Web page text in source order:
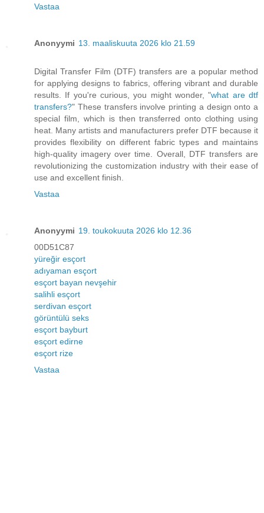
Vastaa
Anonyymi 13. maaliskuuta 2026 klo 21.59
Digital Transfer Film (DTF) transfers are a popular method
for applying designs to fabrics, offering vibrant and durable
results. If you're curious, you might wonder, "what are dtf
transfers?" These transfers involve printing a design onto a
special film, which is then transferred onto clothing using
heat. Many artists and manufacturers prefer DTF because it
provides flexibility on different fabric types and maintains
high-quality imagery over time. Overall, DTF transfers are
revolutionizing the customization industry with their ease of
use and excellent finish.
Vastaa
Anonyymi 19. toukokuuta 2026 klo 12.36
00D51C87
yüreğir esçort
adıyaman esçort
esçort bayan nevşehir
salihli esçort
serdivan esçort
görüntülü seks
esçort bayburt
esçort edirne
esçort rize
Vastaa